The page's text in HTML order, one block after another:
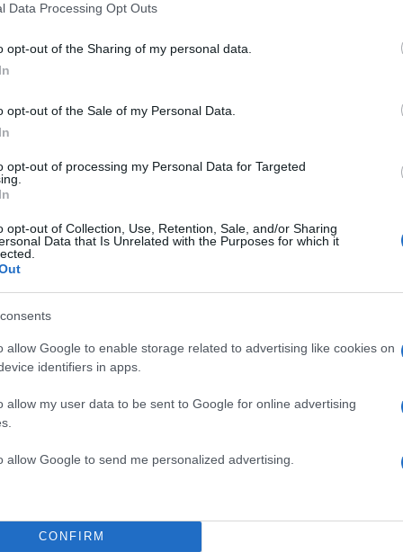
Data Processing Opt Outs
opt-out of the Sharing of my personal data.
opt-out of the Sale of my Personal Data.
opt-out of processing my Personal Data for Targeted
opt-out of Collection, Use, Retention, Sale, and/or Sharing
Data that Is Unrelated with the Purposes for which it
allow Google to enable storage related to advertising like cookies on
identifiers in apps.
allow my user data to be sent to Google for online advertising
allow Google to send me personalized advertising.
CONFIRM
καλά- καλά ανοίξει
και η Gwyneth Paltrow.
Δεν κάθεσαι και
να κάνεις ντους, να
τέλος να που περνάει